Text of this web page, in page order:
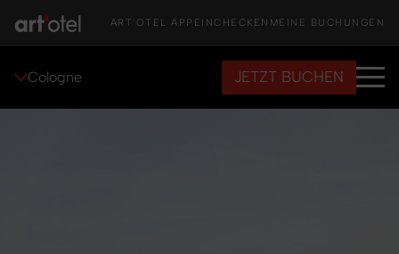
ART'OTEL APP EINCHECKEN MEINE BUCHUNGEN
Cologne JETZT BUCHEN